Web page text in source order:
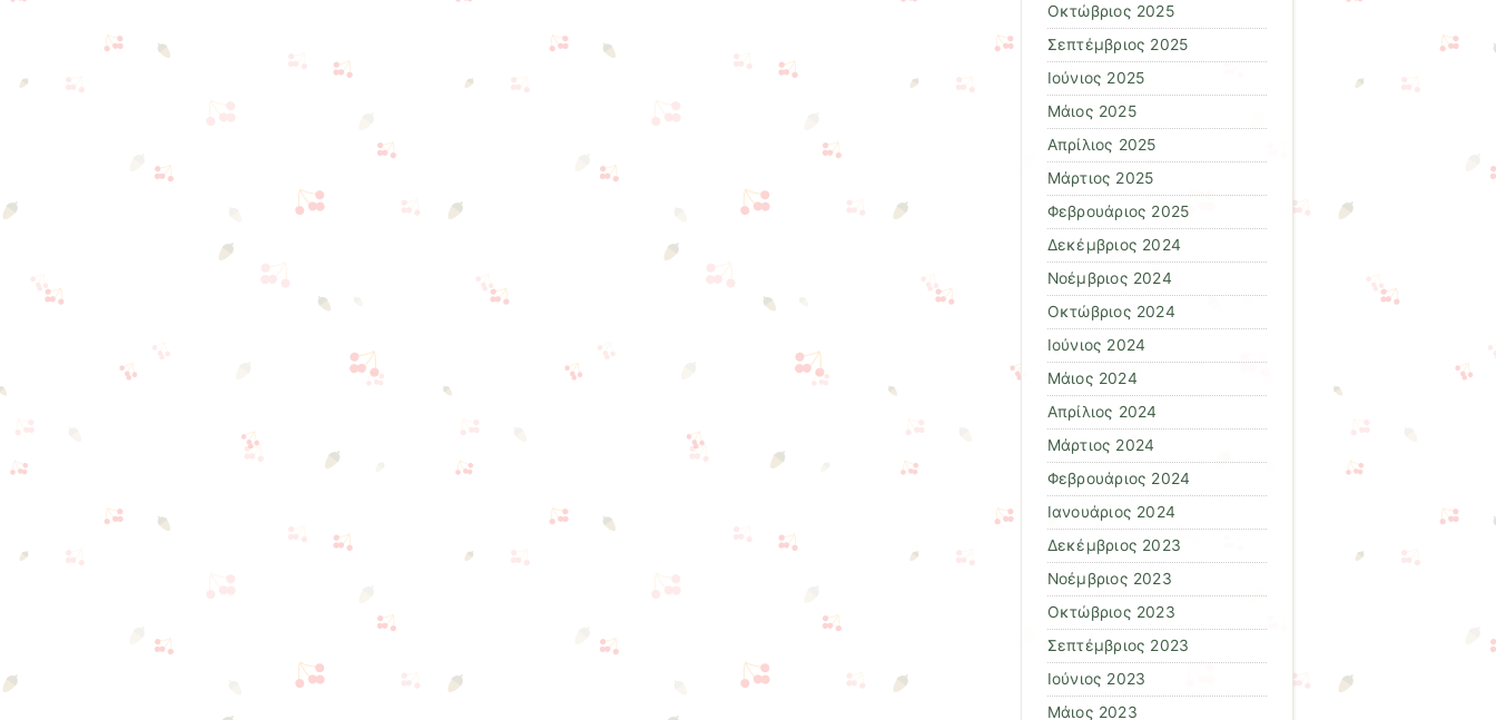
Οκτώβριος 2025
Σεπτέμβριος 2025
Ιούνιος 2025
Μάιος 2025
Απρίλιος 2025
Μάρτιος 2025
Φεβρουάριος 2025
Δεκέμβριος 2024
Νοέμβριος 2024
Οκτώβριος 2024
Ιούνιος 2024
Μάιος 2024
Απρίλιος 2024
Μάρτιος 2024
Φεβρουάριος 2024
Ιανουάριος 2024
Δεκέμβριος 2023
Νοέμβριος 2023
Οκτώβριος 2023
Σεπτέμβριος 2023
Ιούνιος 2023
Μάιος 2023